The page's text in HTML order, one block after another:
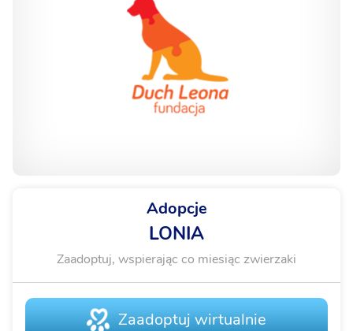
Adopcje
LONIA
Zaadoptuj, wspierając co miesiąc zwierzaki
Zaadoptuj wirtualnie